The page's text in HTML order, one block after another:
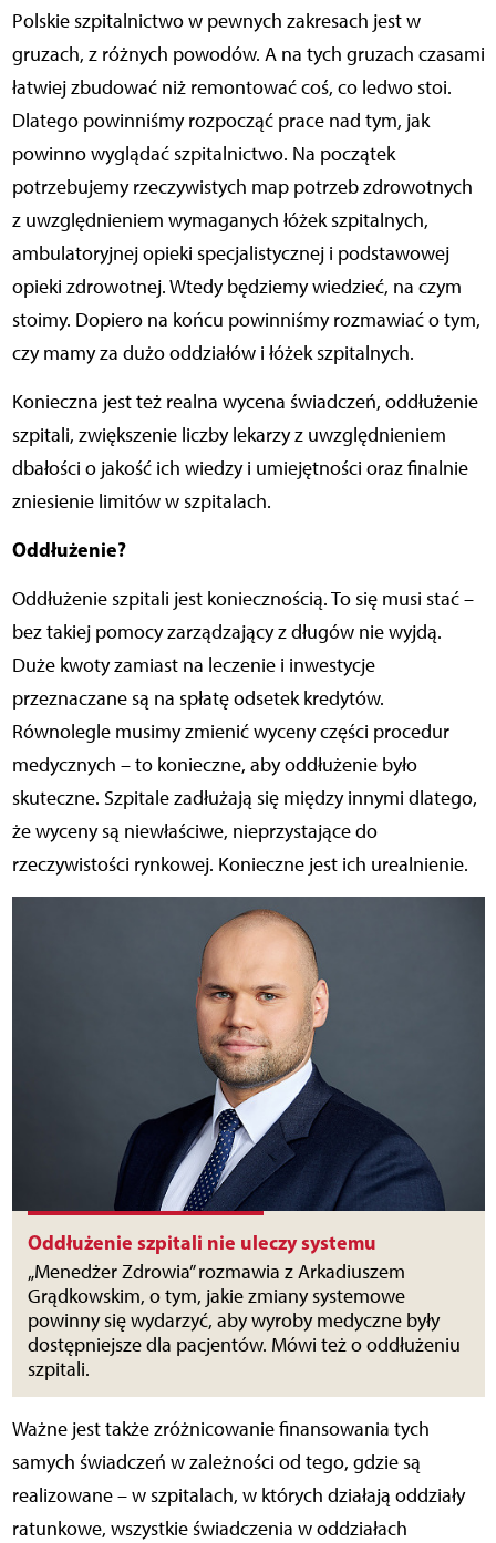
Polskie szpitalnictwo w pewnych zakresach jest w
gruzach, z różnych powodów. A na tych gruzach czasami
łatwiej zbudować niż remontować coś, co ledwo stoi.
Dlatego powinniśmy rozpocząć prace nad tym, jak
powinno wyglądać szpitalnictwo. Na początek
potrzebujemy rzeczywistych map potrzeb zdrowotnych
z uwzględnieniem wymaganych łóżek szpitalnych,
ambulatoryjnej opieki specjalistycznej i podstawowej
opieki zdrowotnej. Wtedy będziemy wiedzieć, na czym
stoimy. Dopiero na końcu powinniśmy rozmawiać o tym,
czy mamy za dużo oddziałów i łóżek szpitalnych.
Konieczna jest też realna wycena świadczeń, oddłużenie
szpitali, zwiększenie liczby lekarzy z uwzględnieniem
dbałości o jakość ich wiedzy i umiejętności oraz finalnie
zniesienie limitów w szpitalach.
Oddłużenie?
Oddłużenie szpitali jest koniecznością. To się musi stać –
bez takiej pomocy zarządzający z długów nie wyjdą.
Duże kwoty zamiast na leczenie i inwestycje
przeznaczane są na spłatę odsetek kredytów.
Równolegle musimy zmienić wyceny części procedur
medycznych – to konieczne, aby oddłużenie było
skuteczne. Szpitale zadłużają się między innymi dlatego,
że wyceny są niewłaściwe, nieprzystające do
rzeczywistości rynkowej. Konieczne jest ich urealnienie.
Oddłużenie szpitali nie uleczy systemu
„Menedżer Zdrowia” rozmawia z Arkadiuszem
Grądkowskim, o tym, jakie zmiany systemowe
powinny się wydarzyć, aby wyroby medyczne były
dostępniejsze dla pacjentów. Mówi też o oddłużeniu
szpitali.
Ważne jest także zróżnicowanie finansowania tych
samych świadczeń w zależności od tego, gdzie są
realizowane – w szpitalach, w których działają oddziały
ratunkowe, wszystkie świadczenia w oddziałach